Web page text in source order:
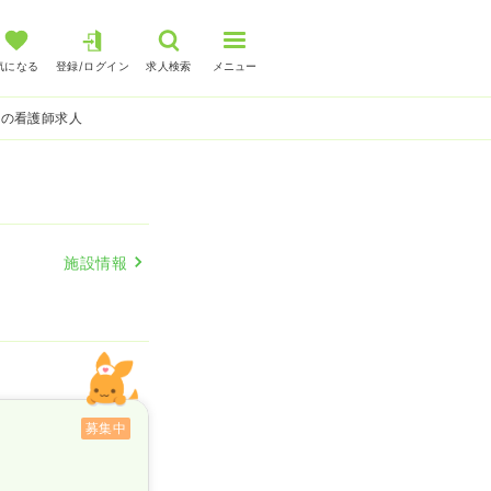
になる 登録/ログイン 求人検索 メニュー
看護師求人
施設情報
募集中